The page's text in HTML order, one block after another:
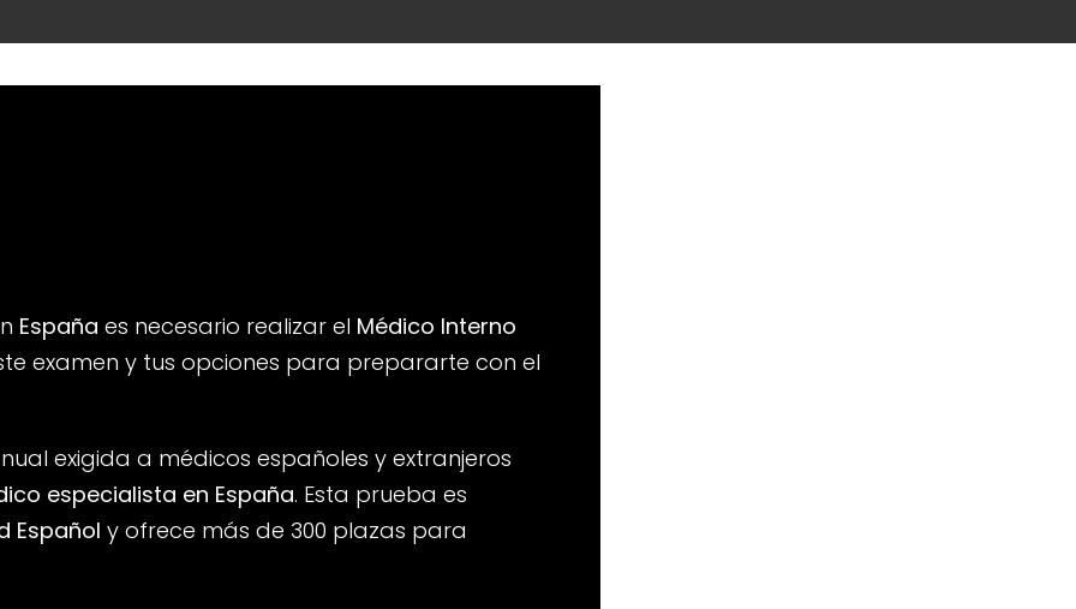
España es necesario realizar el Médico Interno
examen y tus opciones para prepararte con el
exigida a médicos españoles y extranjeros
especialista en España. Esta prueba es
Español y ofrece más de 300 plazas para